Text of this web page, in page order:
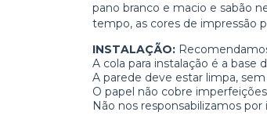
pano branco e macio e sabão
tempo, as cores de impressão
INSTALAÇÃO:
A cola para instalação é a base
A parede deve estar limpa,
O papel não cobre
Não nos responsabilizamos por